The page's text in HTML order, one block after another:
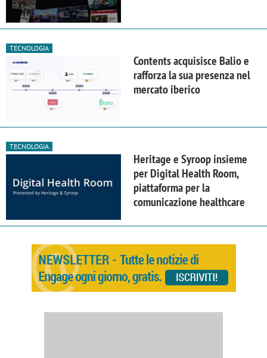
TECNOLOGIA
Contents acquisisce Balio e
rafforza la sua presenza nel
mercato iberico
TECNOLOGIA
Heritage e Syroop insieme
per Digital Health Room,
piattaforma per la
comunicazione healthcare